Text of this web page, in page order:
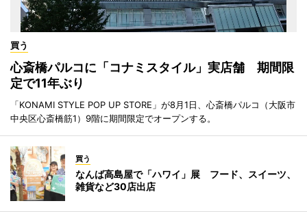
買う
心斎橋パルコに「コナミスタイル」実店舗 期間限
定で11年ぶり
「KONAMI STYLE POP UP STORE」が8月1日、心斎橋パルコ（大阪市
中央区心斎橋筋1）9階に期間限定でオープンする。
買う
なんば高島屋で「ハワイ」展 フード、スイーツ、
雑貨など30店出店